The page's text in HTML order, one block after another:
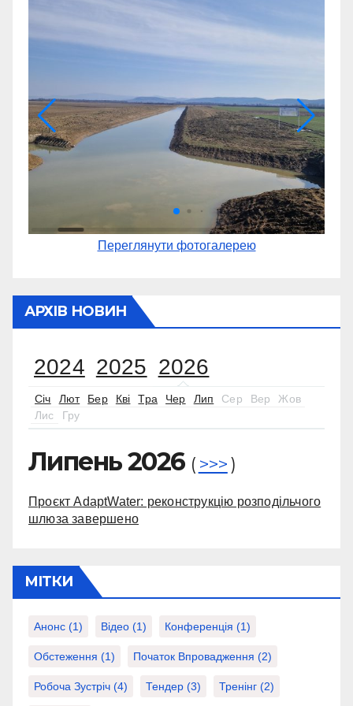
Переглянути фотогалерею
АРХІВ НОВИН
2024 2025 2026
Січ Лют Бер Кві Тра Чер Лип Сер Вер
Жов
Лис
Гру
Липень 2026 ( >>>)
Проєкт AdaptWater: реконструкцію розподільчого
шлюза завершено
МІТКИ
Анонс (1) Відео (1) Конференція (1)
Обстеження (1) Початок Впровадження (2)
Робоча Зустріч (4) Тендер (3) Тренінг (2)